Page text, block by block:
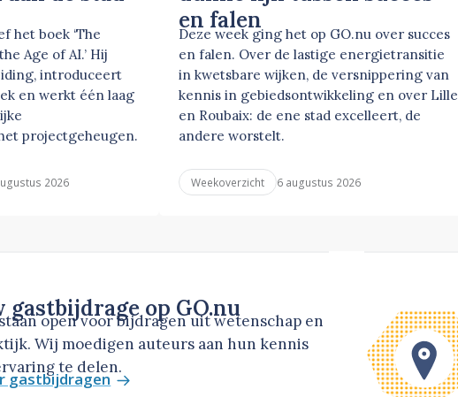
het boek ‘The
Age of AI.’ Hij
introduceert
en werkt één laag
projectgeheugen.
2026
en falen
Deze week ging het op GO.nu over succes
en falen. Over de lastige energietransitie
in kwetsbare wijken, de versnippering van
kennis in gebiedsontwikkeling en over Lille
en Roubaix: de ene stad excelleert, de
andere worstelt.
Weekoverzicht 6 augustus 2026
gastbijdrage op GO.nu
open voor bijdragen uit wetenschap en
Wij moedigen auteurs aan hun kennis
te delen.
gastbijdragen